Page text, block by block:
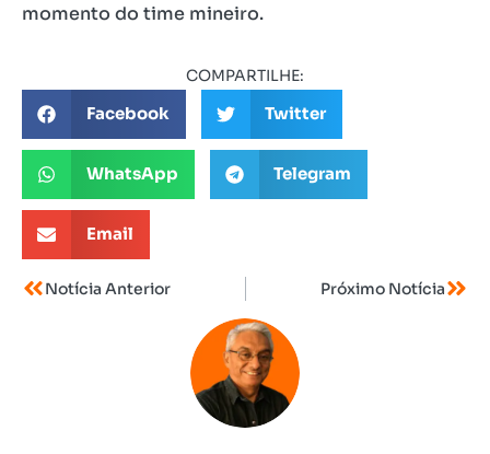
momento do time mineiro.
COMPARTILHE:
Facebook Twitter
WhatsApp Telegram
Email
Notícia Anterior Próximo Notícia